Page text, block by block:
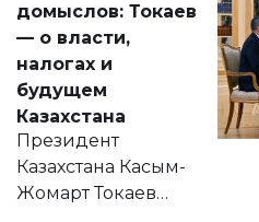
домыслов: Токаев
— о власти,
налогах и
будущем
Казахстана
Президент
Казахстана Касым-
Жомарт Токаев